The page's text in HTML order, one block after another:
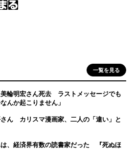
一覧を見る
輪明宏さん死去 ラストメッセージでも
んか起こりません」
ん カリスマ漫画家、二人の「違い」と
、経済界有数の読書家だった 『死ぬほ